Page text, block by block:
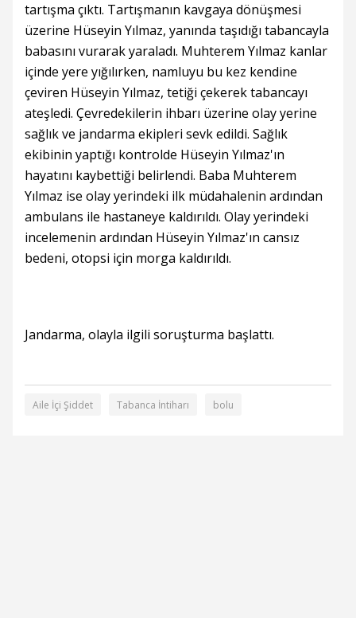
tartışma çıktı. Tartışmanın kavgaya dönüşmesi
üzerine Hüseyin Yılmaz, yanında taşıdığı tabancayla
babasını vurarak yaraladı. Muhterem Yılmaz kanlar
içinde yere yığılırken, namluyu bu kez kendine
çeviren Hüseyin Yılmaz, tetiği çekerek tabancayı
ateşledi. Çevredekilerin ihbarı üzerine olay yerine
sağlık ve jandarma ekipleri sevk edildi. Sağlık
ekibinin yaptığı kontrolde Hüseyin Yılmaz'ın
hayatını kaybettiği belirlendi. Baba Muhterem
Yılmaz ise olay yerindeki ilk müdahalenin ardından
ambulans ile hastaneye kaldırıldı. Olay yerindeki
incelemenin ardından Hüseyin Yılmaz'ın cansız
bedeni, otopsi için morga kaldırıldı.
Jandarma, olayla ilgili soruşturma başlattı.
Aile İçi Şiddet Tabanca İntiharı bolu